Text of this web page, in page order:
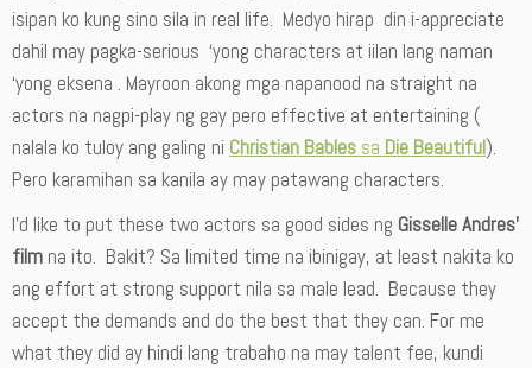
isipan ko kung sino sila in real life. Medyo hirap din i-appreciate
dahil may pagka-serious ‘yong characters at iilan lang naman
‘yong eksena . Mayroon akong mga napanood na straight na
actors na nagpi-play ng gay pero effective at entertaining (
nalala ko tuloy ang galing ni Christian Bables sa Die Beautiful).
Pero karamihan sa kanila ay may patawang characters.
I’d like to put these two actors sa good sides ng Gisselle Andres’
film na ito. Bakit? Sa limited time na ibinigay, at least nakita ko
ang effort at strong support nila sa male lead. Because they
accept the demands and do the best that they can. For me
what they did ay hindi lang trabaho na may talent fee, kundi